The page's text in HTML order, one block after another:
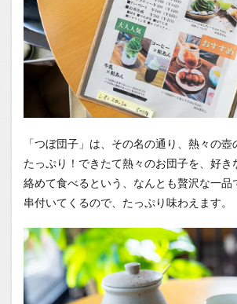
「つぼ団子」は、その名の通り、熱々の
たっぷり！できたて熱々のお団子を、好き
絡めて食べるという、なんとも贅沢な一品
串付いてくるので、たっぷり味わえます。